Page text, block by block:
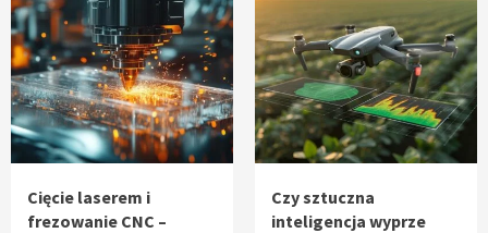
4
Czy sztuczna inteligencja wyprze pracę
geodety w przyszłości?
5
Tworzenie aplikacji internetowych – jak
powstają nowoczesne rozwiązania cyfrowe
Cięcie laserem i
frezowanie CNC –
Czy sztuczna
inteligencja wyprze